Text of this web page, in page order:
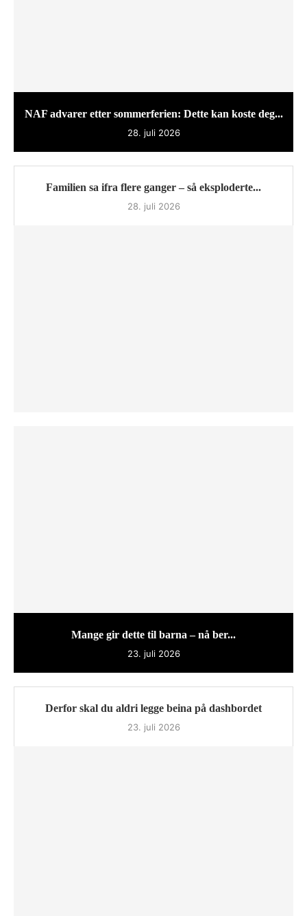
NAF advarer etter sommerferien: Dette kan koste deg...
28. juli 2026
Familien sa ifra flere ganger – så eksploderte...
28. juli 2026
Mange gir dette til barna – nå ber...
23. juli 2026
Derfor skal du aldri legge beina på dashbordet
23. juli 2026